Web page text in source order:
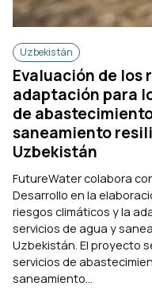
Uzbekistán
Evaluación de los
adaptación para
de
saneamiento
Uzbekistán
FutureWater colabora
Desarrollo en la
riesgos climáticos y la
servicios de agua y
Uzbekistán. El proyecto
servicios de
saneamiento...